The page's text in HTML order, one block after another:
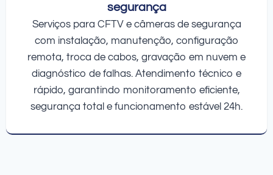
segurança
Serviços para CFTV e câmeras de segurança
com instalação, manutenção, configuração
remota, troca de cabos, gravação em nuvem e
diagnóstico de falhas. Atendimento técnico e
rápido, garantindo monitoramento eficiente,
segurança total e funcionamento estável 24h.